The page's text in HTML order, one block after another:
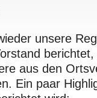
unsere
aus den
Ein paar